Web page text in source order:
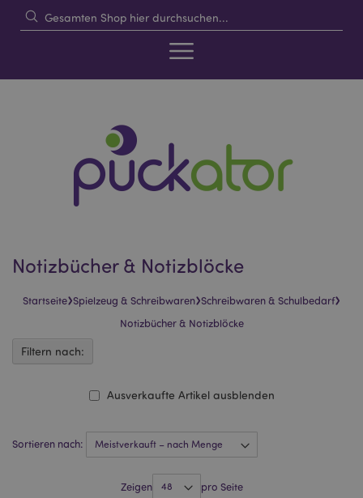
Notizbücher & Notizblöcke
Startseite›Spielzeug & Schreibwaren›Schreibwaren & Schulbedarf›
Notizbücher & Notizblöcke
Sortieren nach:
Zeigen pro Seite
Ausverkaufte Artikel ausblenden
Filtern nach: